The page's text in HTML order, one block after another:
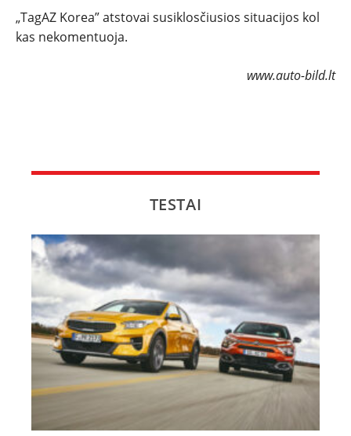
SPORTAS
„TagAZ Korea” atstovai susiklosčiusios situacijos kol
kas nekomentuoja.
www.auto-bild.lt
TESTAI